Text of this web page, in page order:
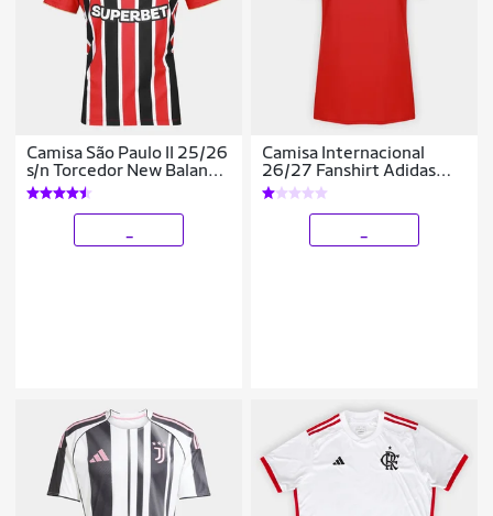
Camisa São Paulo II 25/26
s/n Torcedor New Balance
Feminina
Camisa Internacional
26/27 Fanshirt Adidas
Feminina